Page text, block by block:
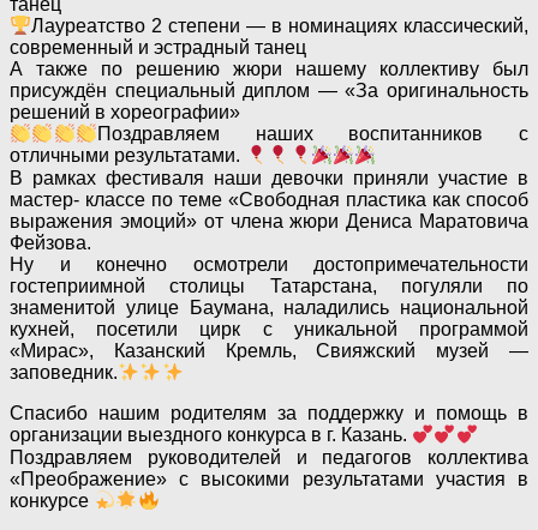
Лауреатство 2 степени — в номинациях классический,
современный и эстрадный танец
А также по решению жюри нашему коллективу был
присуждён специальный диплом — «За оригинальность
решений в хореографии»
Поздравляем наших воспитанников с
отличными результатами.
В рамках фестиваля наши девочки приняли участие в
мастер- классе по теме «Свободная пластика как способ
выражения эмоций» от члена жюри Дениса Маратовича
Фейзова.
Ну и конечно осмотрели достопримечательности
гостеприимной столицы Татарстана, погуляли по
знаменитой улице Баумана, наладились национальной
кухней, посетили цирк с уникальной программой
«Мирас», Казанский Кремль, Свияжский музей —
заповедник.
Спасибо нашим родителям за поддержку и помощь в
организации выездного конкурса в г. Казань.
Поздравляем руководителей и педагогов коллектива
«Преображение» с высокими результатами участия в
конкурсе